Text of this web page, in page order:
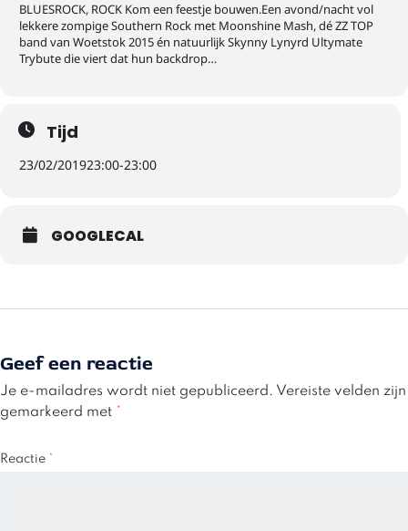
BLUESROCK, ROCK Kom een feestje bouwen.Een avond/nacht vol
lekkere zompige Southern Rock met Moonshine Mash, dé ZZ TOP
band van Woetstok 2015 én natuurlijk Skynny Lynyrd Ultymate
Trybute die viert dat hun backdrop…
Tijd
23/02/201923:00-23:00
GOOGLECAL
Geef een reactie
Je e-mailadres wordt niet gepubliceerd. Vereiste velden zijn
gemarkeerd met *
Reactie *